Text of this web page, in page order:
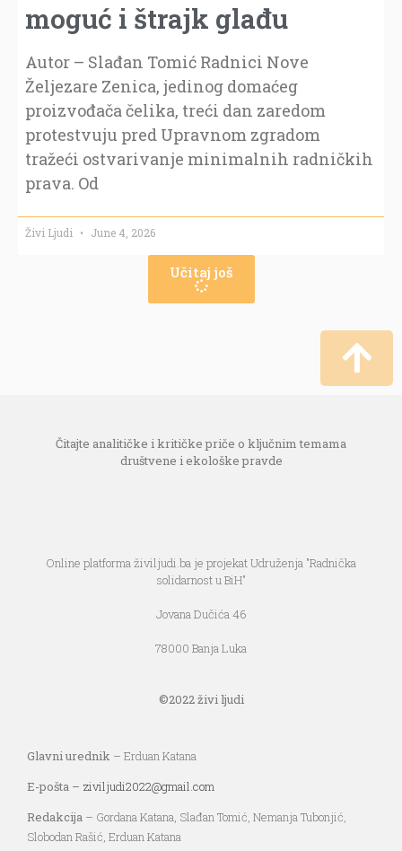
moguć i štrajk glađu
Autor – Slađan Tomić Radnici Nove
Željezare Zenica, jedinog domaćeg
proizvođača čelika, treći dan zaredom
protestvuju pred Upravnom zgradom
tražeći ostvarivanje minimalnih radničkih
prava. Od
Živi Ljudi June 4, 2026
Učitaj još
Čitajte analitičke i kritičke priče o ključnim temama
društvene i ekološke pravde
Online platforma živiljudi.ba je projekat Udruženja "Radnička
solidarnost u BiH"
Jovana Dučića 46
78000 Banja Luka
©2022 živi ljudi
Glavni urednik – Erduan Katana
E-pošta – ziviljudi2022@gmail.com
Redakcija – Gordana Katana, Slađan Tomić, Nemanja Tubonjić,
Slobodan Rašić, Erduan Katana